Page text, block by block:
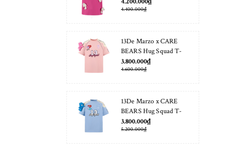
4.400.000₫
13De Marzo x CARE
BEARS Hug Squad T-
shirt Almond Blossom
3.800.000₫
4.600.000₫
13De Marzo x CARE
BEARS Hug Squad T-
shirt Placid Blue
3.800.000₫
5.200.000₫